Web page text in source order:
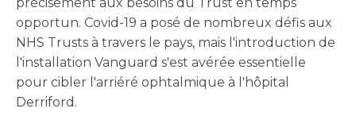
opportun. Covid-19 a posé de nombreux défis aux
NHS Trusts à travers le pays, mais l'introduction de
l'installation Vanguard s'est avérée essentielle
pour cibler l'arriéré ophtalmique à l'hôpital
Derriford.